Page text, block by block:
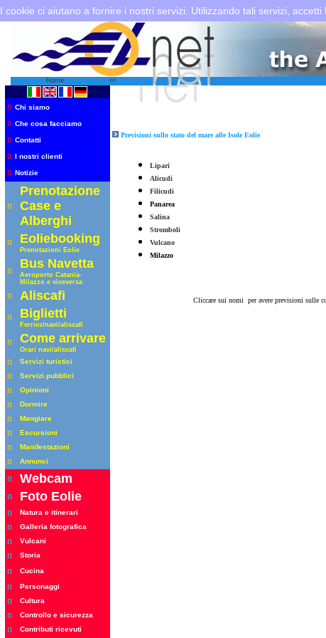
I cookie ci aiutano a fornire i nostri servizi. Utilizzando tali servizi, accetti
Home <<
n Chi siamo
n Che cosa facciamo
n Contatti
n I nostri clienti
n Notizie
n
Prenotazione
Case e
Alberghi
n Eoliebooking
Prenotazioni Eolie
n Bus Navetta
Aeroporto Catania-
Milazzo e viceversa
n Aliscafi
n Biglietti
Ferries/navi/aliscafi
n Come arrivare
Orari navi/aliscafi
n Servizi turistici
n Servizi pubblici
n Opinioni
n Dormire
n Mangiare
n Escursioni
n Manifestazioni
n Annunci
n Webcam
n Foto Eolie
n Natura e itinerari
n Galleria fotografica
n Vulcani
n Storia
n Cucina
n Personaggi
n Cultura
n Controllo e sicurezza
n Contributi ricevuti
Previsioni sullo stato del mare alle Isole Eolie
Lipari
Alicudi
Filicudi
Panarea
Salina
Stromboli
Vulcano
Milazzo
Cliccare sui nomi per avere previsioni sulle